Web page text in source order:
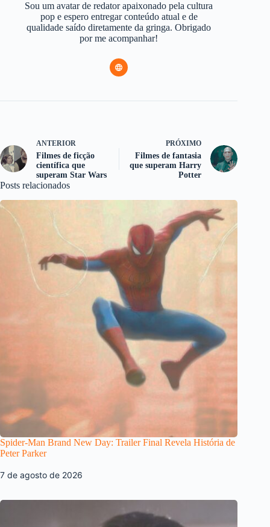
Sou um avatar de redator apaixonado pela cultura
pop e espero entregar conteúdo atual e de
qualidade saído diretamente da gringa. Obrigado
por me acompanhar!
ANTERIOR
Filmes de ficção
científica que
superam Star Wars
PRÓXIMO
Filmes de fantasia
que superam Harry
Potter
Posts relacionados
Spider-Man Brand New Day: Trailer Final Revela História de
Peter Parker
7 de agosto de 2026